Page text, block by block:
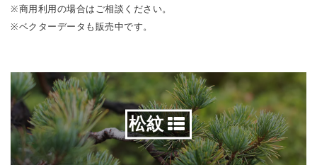
※商用利用の場合はご相談ください。
※ベクターデータも販売中です。
松紋